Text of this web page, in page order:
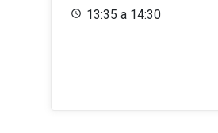
13:35 a 14:30